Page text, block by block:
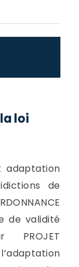
loi
adaptation
de
de validité